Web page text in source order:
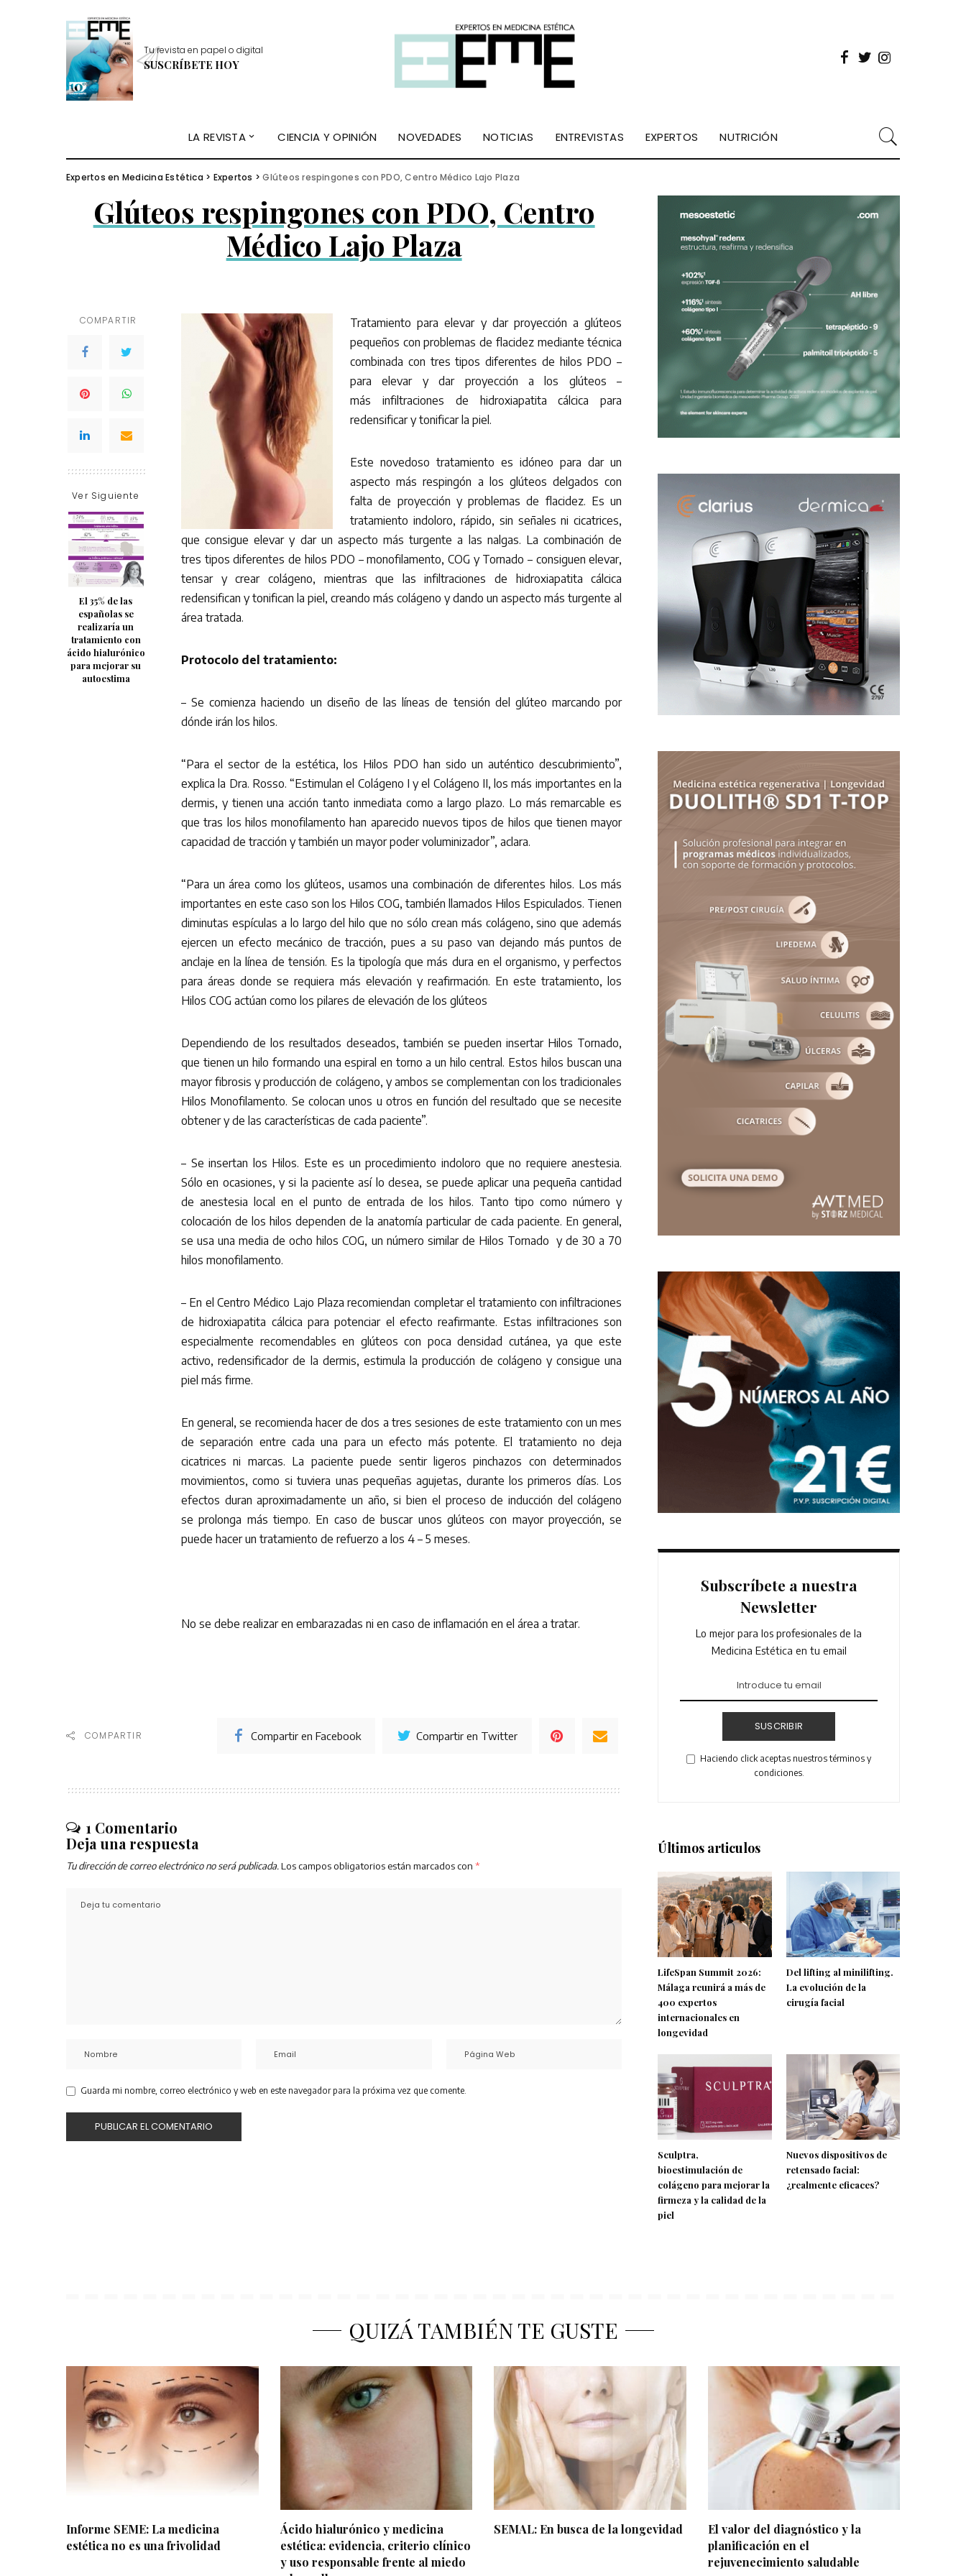
Tu revista en papel o digital
SUSCRÍBETE HOY
LA REVISTA CIENCIA Y OPINIÓN NOVEDADES NOTICIAS ENTREVISTAS EXPERTOS NUTRICIÓN
Expertos en Medicina Estética > Expertos >Glúteos respingones con PDO, Centro Médico Lajo Plaza
Glúteos respingones con PDO, Centro
Médico Lajo Plaza
COMPARTIR
Ver Siguiente
El 35% de las
españolas se
realizaría un
tratamiento con
ácido hialurónico
para mejorar su
autoestima
Tratamiento para elevar y dar proyección a glúteos
pequeños con problemas de flacidez mediante técnica
combinada con tres tipos diferentes de hilos PDO –
para elevar y dar proyección a los glúteos –
más infiltraciones de hidroxiapatita cálcica para
redensificar y tonificar la piel.
Este novedoso tratamiento es idóneo para dar un
aspecto más respingón a los glúteos delgados con
falta de proyección y problemas de flacidez. Es un
tratamiento indoloro, rápido, sin señales ni cicatrices,
que consigue elevar y dar un aspecto más turgente a las nalgas. La combinación de
tres tipos diferentes de hilos PDO – monofilamento, COG y Tornado – consiguen elevar,
tensar y crear colágeno, mientras que las infiltraciones de hidroxiapatita cálcica
redensifican y tonifican la piel, creando más colágeno y dando un aspecto más turgente al
área tratada.
Protocolo del tratamiento:
– Se comienza haciendo un diseño de las líneas de tensión del glúteo marcando por
dónde irán los hilos.
“Para el sector de la estética, los Hilos PDO han sido un auténtico descubrimiento”,
explica la Dra. Rosso. “Estimulan el Colágeno I y el Colágeno II, los más importantes en la
dermis, y tienen una acción tanto inmediata como a largo plazo. Lo más remarcable es
que tras los hilos monofilamento han aparecido nuevos tipos de hilos que tienen mayor
capacidad de tracción y también un mayor poder voluminizador”, aclara.
“Para un área como los glúteos, usamos una combinación de diferentes hilos. Los más
importantes en este caso son los Hilos COG, también llamados Hilos Espiculados. Tienen
diminutas espículas a lo largo del hilo que no sólo crean más colágeno, sino que además
ejercen un efecto mecánico de tracción, pues a su paso van dejando más puntos de
anclaje en la línea de tensión. Es la tipología que más dura en el organismo, y perfectos
para áreas donde se requiera más elevación y reafirmación. En este tratamiento, los
Hilos COG actúan como los pilares de elevación de los glúteos
Dependiendo de los resultados deseados, también se pueden insertar Hilos Tornado,
que tienen un hilo formando una espiral en torno a un hilo central. Estos hilos buscan una
mayor fibrosis y producción de colágeno, y ambos se complementan con los tradicionales
Hilos Monofilamento. Se colocan unos u otros en función del resultado que se necesite
obtener y de las características de cada paciente”.
– Se insertan los Hilos. Este es un procedimiento indoloro que no requiere anestesia.
Sólo en ocasiones, y si la paciente así lo desea, se puede aplicar una pequeña cantidad
de anestesia local en el punto de entrada de los hilos. Tanto tipo como número y
colocación de los hilos dependen de la anatomía particular de cada paciente. En general,
se usa una media de ocho hilos COG, un número similar de Hilos Tornado y de 30 a 70
hilos monofilamento.
– En el Centro Médico Lajo Plaza recomiendan completar el tratamiento con infiltraciones
de hidroxiapatita cálcica para potenciar el efecto reafirmante. Estas infiltraciones son
especialmente recomendables en glúteos con poca densidad cutánea, ya que este
activo, redensificador de la dermis, estimula la producción de colágeno y consigue una
piel más firme.
En general, se recomienda hacer de dos a tres sesiones de este tratamiento con un mes
de separación entre cada una para un efecto más potente. El tratamiento no deja
cicatrices ni marcas. La paciente puede sentir ligeros pinchazos con determinados
movimientos, como si tuviera unas pequeñas agujetas, durante los primeros días. Los
efectos duran aproximadamente un año, si bien el proceso de inducción del colágeno
se prolonga más tiempo. En caso de buscar unos glúteos con mayor proyección, se
puede hacer un tratamiento de refuerzo a los 4 – 5 meses.
No se debe realizar en embarazadas ni en caso de inflamación en el área a tratar.
COMPARTIR Compartir en Facebook Compartir en Twitter
1 Comentario
Deja una respuesta
Tu dirección de correo electrónico no será publicada. Los campos obligatorios están marcados con *
Guarda mi nombre, correo electrónico y web en este navegador para la próxima vez que comente.
Subscríbete a nuestra
Newsletter
Lo mejor para los profesionales de la
Medicina Estética en tu email
SUSCRIBIR
Haciendo click aceptas nuestros términos y
condiciones.
Últimos articulos
LifeSpan Summit 2026:
Málaga reunirá a más de
400 expertos
internacionales en
longevidad
Del lifting al minilifting.
La evolución de la
cirugía facial
Sculptra,
bioestimulación de
colágeno para mejorar la
firmeza y la calidad de la
piel
Nuevos dispositivos de
retensado facial:
¿realmente eficaces?
QUIZÁ TAMBIÉN TE GUSTE
Informe SEME: La medicina
estética no es una frivolidad
Ácido hialurónico y medicina
estética: evidencia, criterio clínico
y uso responsable frente al miedo
SEMAL: En busca de la longevidad
El valor del diagnóstico y la
planificación en el
rejuvenecimiento saludable